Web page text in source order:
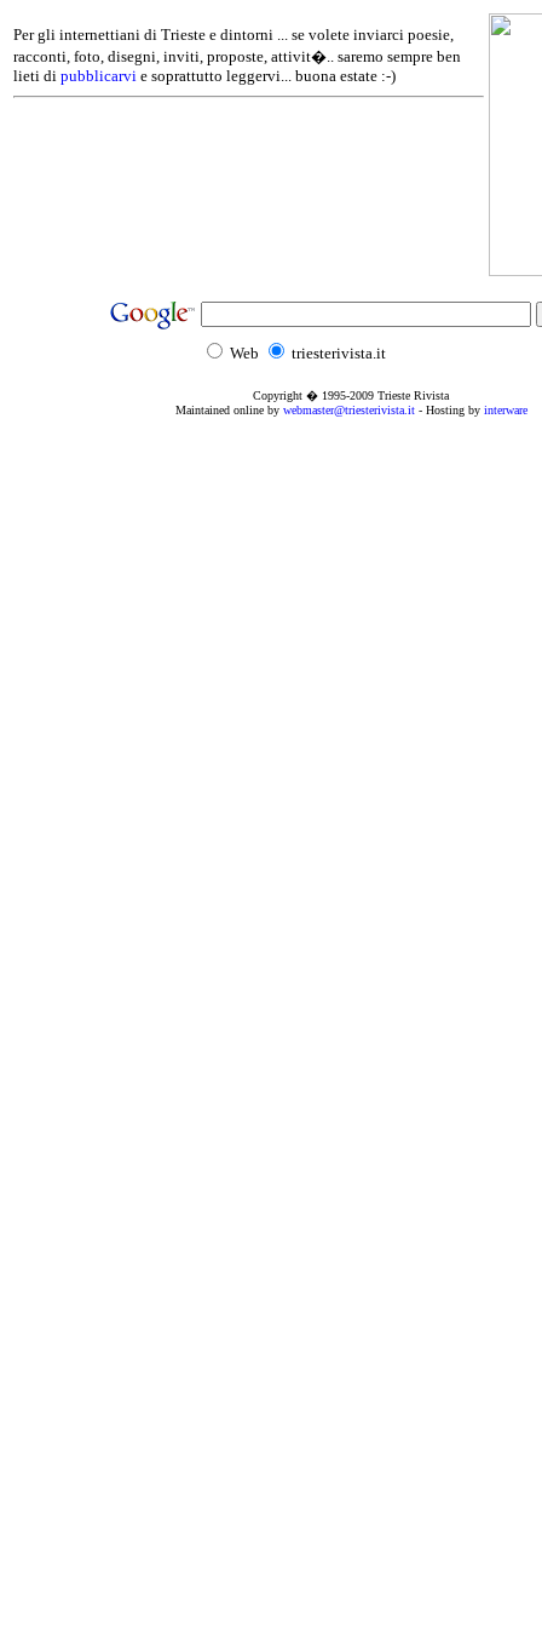
Per gli internettiani di Trieste e dintorni ... se volete inviarci poesie,
racconti, foto, disegni, inviti, proposte, attivit�.. saremo sempre ben
lieti di pubblicarvi e soprattutto leggervi... buona estate :-)
Web triesterivista.it
Copyright � 1995-2009 Trieste Rivista
Maintained online by webmaster@triesterivista.it- Hosting by interware